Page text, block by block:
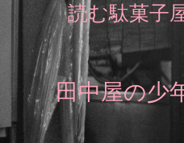
読む駄菓子
田中屋の少